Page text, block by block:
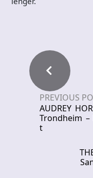
PREVIOUS
AUDREY
Trondheim –
t